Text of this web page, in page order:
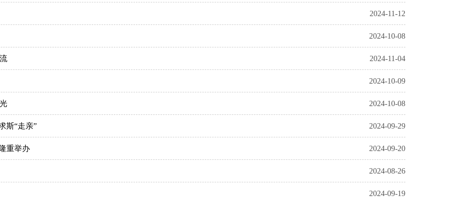
2024-11-12
2024-10-08
2024-11-04
2024-10-09
2024-10-08
斯“走亲” 2024-09-29
重举办 2024-09-20
2024-08-26
2024-09-19